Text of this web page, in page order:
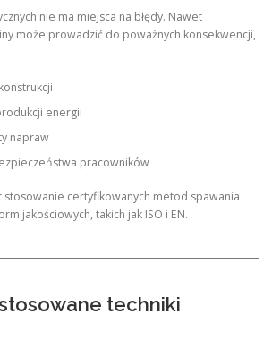
nie ma miejsca na błędy. Nawet
może prowadzić do poważnych konsekwencji,
energii
napraw
pracowników
stosowanie certyfikowanych metod spawania
jakościowych, takich jak ISO i EN.
techniki